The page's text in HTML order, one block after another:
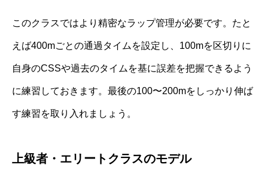
このクラスではより精密なラップ管理が必要です。たと
えば400mごとの通過タイムを設定し、100mを区切りに
自身のCSSや過去のタイムを基に誤差を把握できるよう
に練習しておきます。最後の100〜200mをしっかり伸ば
す練習を取り入れましょう。
上級者・エリートクラスのモデル